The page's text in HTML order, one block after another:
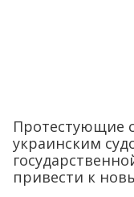
Протестующие
украинским
привести к